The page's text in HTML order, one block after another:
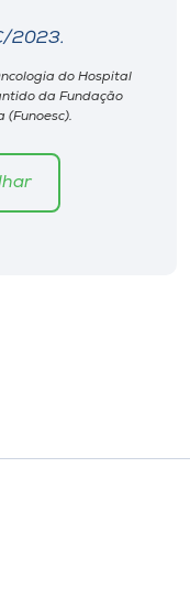
2023.
do Hospital
da Fundação
(Funoesc).